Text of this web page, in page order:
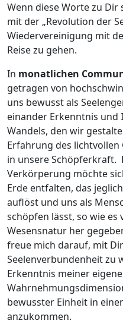
Wenn diese Worte zu Dir
mit der „Revolution der
Wiedervereinigung mit
Reise zu gehen.
In monatlichen
getragen von
uns bewusst als
einander Erkenntnis und
Wandels, den wir
Erfahrung des
in unsere Schöpferkraft.
Verkörperung möchte
Erde entfalten, das
auflöst und uns als
schöpfen lässt, so wie
Wesensnatur her
freue mich darauf, mit
Seelenverbundenheit zu
Erkenntnis meiner
bewusster Einheit in
anzukommen.